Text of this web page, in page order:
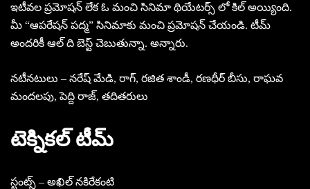
ఇటీవల ప్రమోషన్ లేక ఓ మంచి సినిమా థియేటర్స్ లో కిల్ అయ్యింది.
మీ “ఆపరేషన్ పద్మ” సినిమాకు మంచి ప్రమోషన్ చేయండి. టీమ్
అందరికీ ఆల్ ది బెస్ట్ చెబుతున్నా. అన్నారు.
నటీనటులు – నరేష్ మేడి, రాగ్, రజిత శాండీ, రణధీర్ బీసు, రాఘవ
మందలపు, పెద్ది రాజ్, తదితరులు
టెక్నికల్ టీమ్
స్టంట్స్ – అఖిల్ నకిరేకంటి